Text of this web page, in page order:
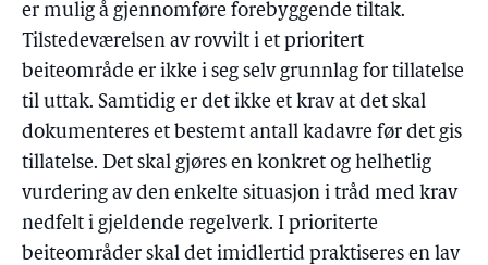
er mulig å gjennomføre forebyggende tiltak.
Tilstedeværelsen av rovvilt i et prioritert
beiteområde er ikke i seg selv grunnlag for tillatelse
til uttak. Samtidig er det ikke et krav at det skal
dokumenteres et bestemt antall kadavre før det gis
tillatelse. Det skal gjøres en konkret og helhetlig
vurdering av den enkelte situasjon i tråd med krav
nedfelt i gjeldende regelverk. I prioriterte
beiteområder skal det imidlertid praktiseres en lav